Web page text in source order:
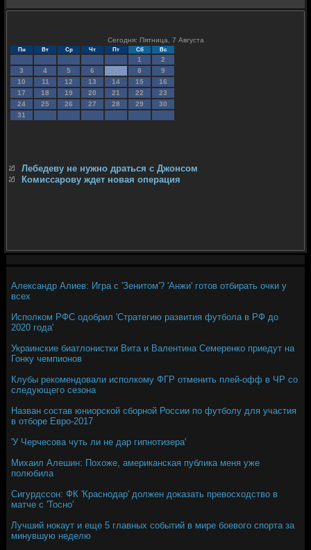
Сегодня: Пятница, 7 Августа
Пн Вт Ср Чт Пт Сб Вс
1
2
3
4 5 6 7 8
9
10
11 12 13 14 15
16
17
18 19 20 21 22
23
24
25 26 27 28 29
30
31
Лебедеву не нужно драться с Джонсом
Комиссарову ждет новая операция
Александр Алиев: Игра с 'Зенитом'? 'Анжи' готов отбирать очки у
всех
Исполком РФС одобрил 'Стратегию развития футбола в РФ до
2020 года'
Украинские биатлонистки Вита и Валентина Семеренко приедут на
Гонку чемпионов
Клубы рекомендовали исполкому ФГР отменить плей-офф в ЧР со
следующего сезона
Назван состав юниорской сборной России по футболу для участия
в отборе Евро-2017
'У Черчесова чуть ли не дар гипнотизера'
Михаил Алешин: Похоже, американская публика меня уже
полюбила
Сигурдссон: ФК 'Краснодар' должен доказать превосходство в
матче с 'Тосно'
Лучший нокаут и еще 5 главных событий в мире боевого спорта за
минувшую неделю